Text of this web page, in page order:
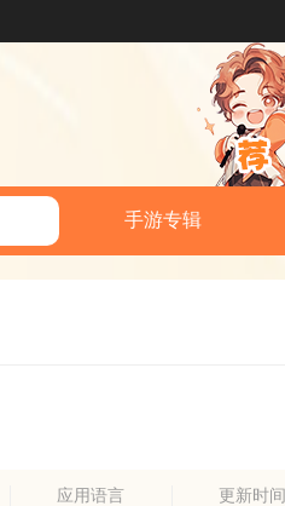
手游专辑
应用语言 更新时间